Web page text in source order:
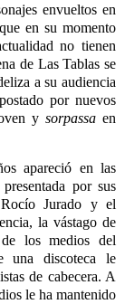
envueltos en
en su momento
no tienen
de Las Tablas se
a su audiencia
por nuevos
y sorpassaen
apareció en las
por sus
Jurado y el
la vástago de
los medios del
una discoteca le
de cabecera. A
le ha mantenido